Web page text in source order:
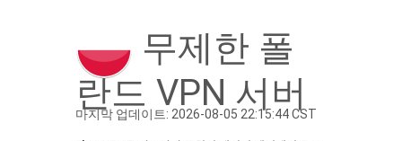
무제한 폴
란드 VPN 서버
마지막 업데이트: 2026-08-05 22:15:44 CST